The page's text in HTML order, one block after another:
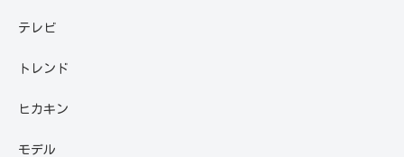
テレビ
トレンド
ヒカキン
モデル